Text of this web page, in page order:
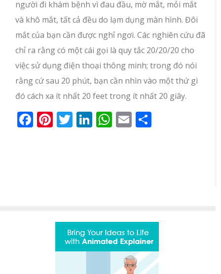
người đi khám bệnh vì đau đầu, mờ mắt, mỏi mắt
và khô mắt, tất cả đều do lạm dụng màn hình. Đôi
mắt của bạn cần được nghỉ ngơi. Các nghiên cứu đã
chỉ ra rằng có một cái gọi là quy tắc 20/20/20 cho
việc sử dụng điện thoại thông minh; trong đó nói
rằng cứ sau 20 phút, bạn cần nhìn vào một thứ gì
đó cách xa ít nhất 20 feet trong ít nhất 20 giây.
Facebook
Pinterest
Twitter
LinkedIn
WhatsApp
Email